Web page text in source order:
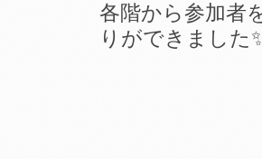
各階から参加者
りができました